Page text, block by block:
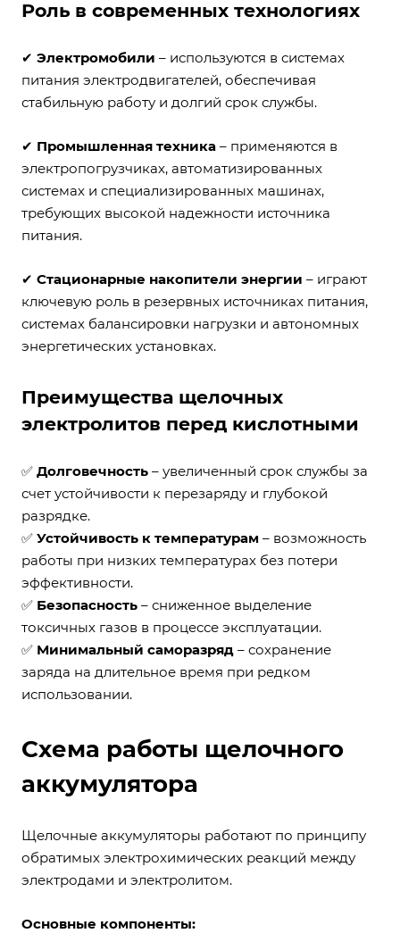
Роль в современных технологиях
✔ Электромобили – используются в системах
питания электродвигателей, обеспечивая
стабильную работу и долгий срок службы.
✔ Промышленная техника – применяются в
электропогрузчиках, автоматизированных
системах и специализированных машинах,
требующих высокой надежности источника
питания.
✔ Стационарные накопители энергии – играют
ключевую роль в резервных источниках питания,
системах балансировки нагрузки и автономных
энергетических установках.
Преимущества щелочных
электролитов перед кислотными
✅ Долговечность – увеличенный срок службы за
счет устойчивости к перезаряду и глубокой
разрядке.
✅ Устойчивость к температурам – возможность
работы при низких температурах без потери
эффективности.
✅ Безопасность – сниженное выделение
токсичных газов в процессе эксплуатации.
✅ Минимальный саморазряд – сохранение
заряда на длительное время при редком
использовании.
Схема работы щелочного
аккумулятора
Щелочные аккумуляторы работают по принципу
обратимых электрохимических реакций между
электродами и электролитом.
Основные компоненты: